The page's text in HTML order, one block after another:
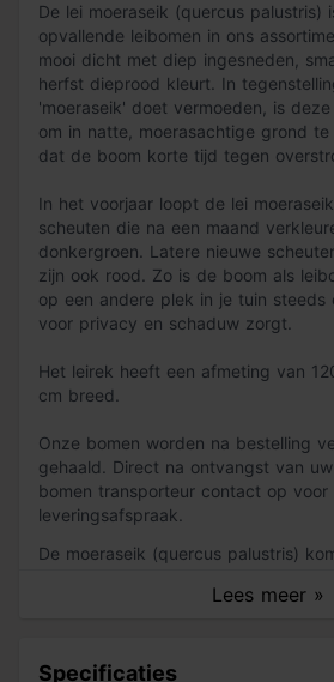
De lei moeraseik (quercus palustris)
opvallende leibomen in ons
mooi dicht met diep ingesneden,
herfst dieprood kleurt. In
'moeraseik' doet vermoeden, is
om in natte, moerasachtige grond
dat de boom korte tijd tegen
In het voorjaar loopt de lei
scheuten die na een maand
donkergroen. Latere nieuwe
zijn ook rood. Zo is de boom als
op een andere plek in je tuin steeds
voor privacy en schaduw zorgt.
Het leirek heeft een afmeting van
cm breed.
Onze bomen worden na bestelling
gehaald. Direct na ontvangst van
bomen transporteur contact op voor
leveringsafspraak.
Lees meer »
De moeraseik (quercus palustris)
de moeraseik veel aangeplant langs
opvallend. Soms komt het voor dat
Specificaties